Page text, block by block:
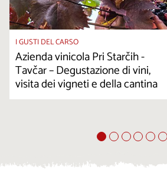
I GUSTI DEL CARSO
Azienda vinicola Pri Starčih -
Tavčar – Degustazione di vini,
visita dei vigneti e della cantina